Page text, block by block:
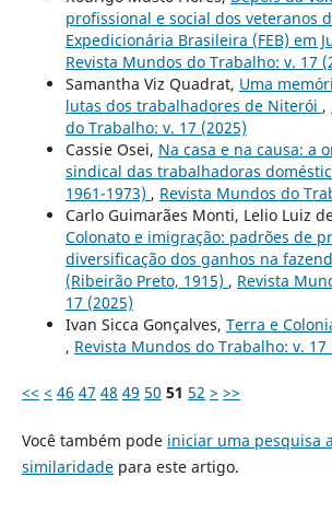
profissional e social dos veteranos
Expedicionária Brasileira (FEB) em
Revista Mundos do Trabalho: v. 17
Samantha Viz Quadrat, Uma
lutas dos trabalhadores de Niterói ,
do Trabalho: v. 17 (2025)
Cassie Osei, Na casa e na causa: a
sindical das trabalhadoras
1961-1973) , Revista Mundos do
Carlo Guimarães Monti, Lelio Luiz
Colonato e imigração: padrões de
diversificação dos ganhos na
(Ribeirão Preto, 1915) , Revista
17 (2025)
Ivan Sicca Gonçalves, Terra e
, Revista Mundos do Trabalho: v. 17
<< < 46 47 48 49 50 51 52 > >>
Você também pode iniciar uma pesquisa
similaridadepara este artigo.